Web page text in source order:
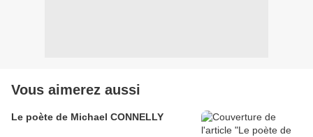
Vous aimerez aussi
Le poète de Michael CONNELLY